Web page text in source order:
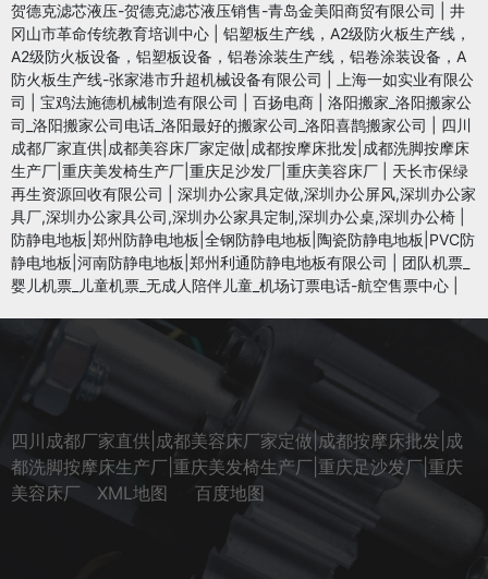
贺德克滤芯液压-贺德克滤芯液压销售-青岛金美阳商贸有限公司
井
冈山市革命传统教育培训中心
铝塑板生产线，A2级防火板生产线，
A2级防火板设备，铝塑板设备，铝卷涂装生产线，铝卷涂装设备，A
防火板生产线-张家港市升超机械设备有限公司
上海一如实业有限公
司
宝鸡法施德机械制造有限公司 百扬电商
洛阳搬家_洛阳搬家公
司_洛阳搬家公司电话_洛阳最好的搬家公司_洛阳喜鹊搬家公司
四川
成都厂家直供|成都美容床厂家定做|成都按摩床批发|成都洗脚按摩床
生产厂|重庆美发椅生产厂|重庆足沙发厂|重庆美容床厂
天长市保绿
再生资源回收有限公司
深圳办公家具定做,深圳办公屏风,深圳办公家
具厂,深圳办公家具公司,深圳办公家具定制,深圳办公桌,深圳办公椅
防静电地板|郑州防静电地板|全钢防静电地板|陶瓷防静电地板|PVC防
静电地板|河南防静电地板|郑州利通防静电地板有限公司
团队机票_
婴儿机票_儿童机票_无成人陪伴儿童_机场订票电话-航空售票中心
四川成都厂家直供|成都美容床厂家定做|成都按摩床批发|成
都洗脚按摩床生产厂|重庆美发椅生产厂|重庆足沙发厂|重庆
美容床厂
XML地图 百度地图